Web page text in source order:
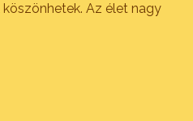
Az élet nagy